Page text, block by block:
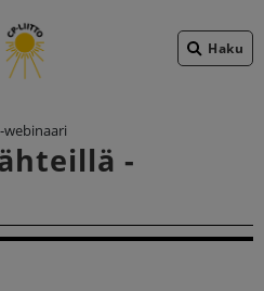
Haku
webinaari
-